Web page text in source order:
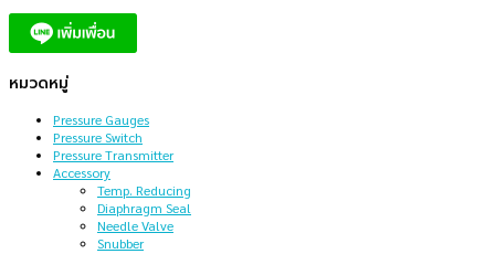
หมวดหมู่
Pressure Gauges
Pressure Switch
Pressure Transmitter
Accessory
Temp. Reducing
Diaphragm Seal
Needle Valve
Snubber